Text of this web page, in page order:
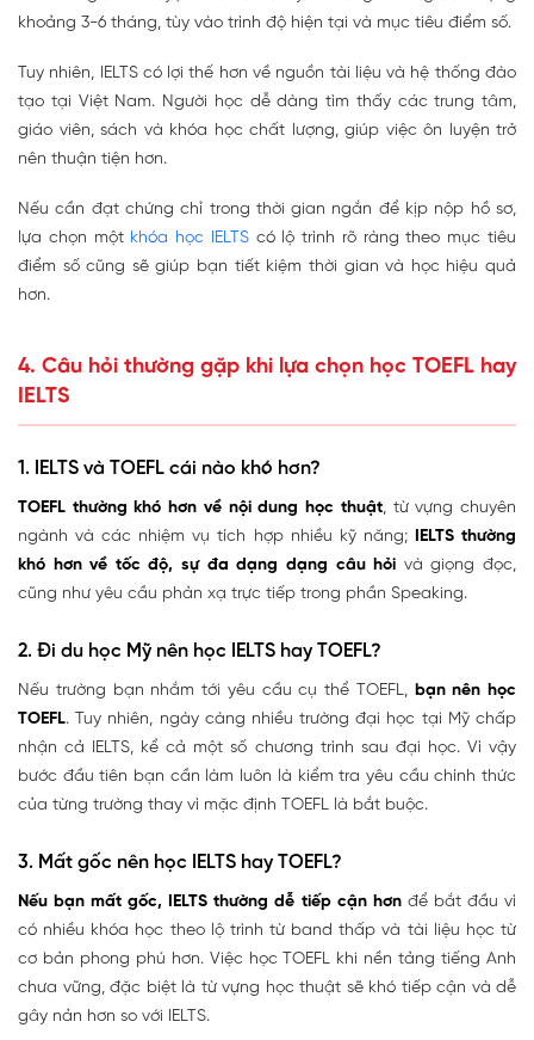
khoảng 3-6 tháng, tùy vào trình độ hiện tại và mục tiêu điểm số.
Tuy nhiên, IELTS có lợi thế hơn về nguồn tài liệu và hệ thống đào
tạo tại Việt Nam. Người học dễ dàng tìm thấy các trung tâm,
giáo viên, sách và khóa học chất lượng, giúp việc ôn luyện trở
nên thuận tiện hơn.
Nếu cần đạt chứng chỉ trong thời gian ngắn để kịp nộp hồ sơ,
lựa chọn một khóa học IELTScó lộ trình rõ ràng theo mục tiêu
điểm số cũng sẽ giúp bạn tiết kiệm thời gian và học hiệu quả
hơn.
4. Câu hỏi thường gặp khi lựa chọn học TOEFL hay
IELTS
1. IELTS và TOEFL cái nào khó hơn?
TOEFL thường khó hơn về nội dung học thuật, từ vựng chuyên
ngành và các nhiệm vụ tích hợp nhiều kỹ năng; IELTS thường
khó hơn về tốc độ, sự đa dạng dạng câu hỏi và giọng đọc,
cũng như yêu cầu phản xạ trực tiếp trong phần Speaking.
2. Đi du học Mỹ nên học IELTS hay TOEFL?
Nếu trường bạn nhắm tới yêu cầu cụ thể TOEFL,bạn nên học
TOEFL. Tuy nhiên, ngày càng nhiều trường đại học tại Mỹ chấp
nhận cả IELTS, kể cả một số chương trình sau đại học. Vì vậy
bước đầu tiên bạn cần làm luôn là kiểm tra yêu cầu chính thức
của từng trường thay vì mặc định TOEFL là bắt buộc.
3. Mất gốc nên học IELTS hay TOEFL?
Nếu bạn mất gốc, IELTS thường dễ tiếp cận hơnđể bắt đầu vì
có nhiều khóa học theo lộ trình từ band thấp và tài liệu học từ
cơ bản phong phú hơn. Việc học TOEFL khi nền tảng tiếng Anh
chưa vững, đặc biệt là từ vựng học thuật sẽ khó tiếp cận và dễ
gây nản hơn so với IELTS.